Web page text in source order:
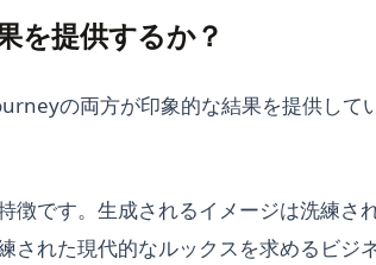
を提供するか？
の両方が印象的な結果を提供してい
です。生成されるイメージは洗練され
された現代的なルックスを求めるビジ